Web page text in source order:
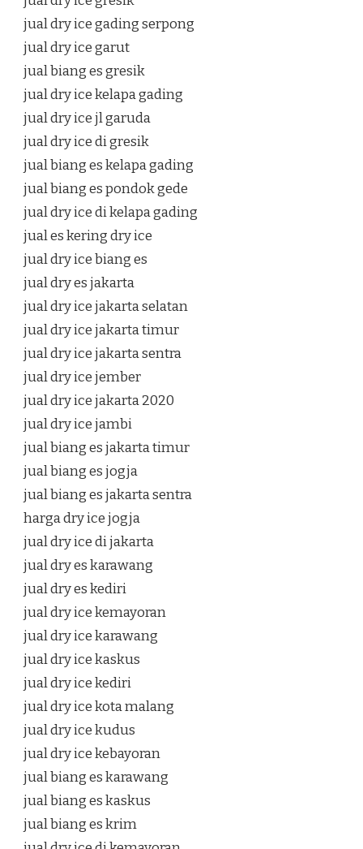
jual dry ice gading serpong
jual dry ice garut
jual biang es gresik
jual dry ice kelapa gading
jual dry ice jl garuda
jual dry ice di gresik
jual biang es kelapa gading
jual biang es pondok gede
jual dry ice di kelapa gading
jual es kering dry ice
jual dry ice biang es
jual dry es jakarta
jual dry ice jakarta selatan
jual dry ice jakarta timur
jual dry ice jakarta sentra
jual dry ice jember
jual dry ice jakarta 2020
jual dry ice jambi
jual biang es jakarta timur
jual biang es jogja
jual biang es jakarta sentra
harga dry ice jogja
jual dry ice di jakarta
jual dry es karawang
jual dry es kediri
jual dry ice kemayoran
jual dry ice karawang
jual dry ice kaskus
jual dry ice kediri
jual dry ice kota malang
jual dry ice kudus
jual dry ice kebayoran
jual biang es karawang
jual biang es kaskus
jual biang es krim